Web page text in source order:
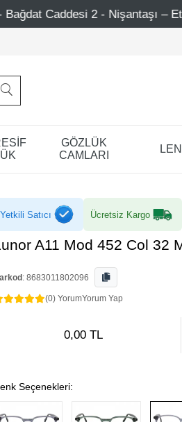
Nişantaşı – Etiler – Ataşehir
GÖZLÜK
CAMLARI
Yetkili Satıcı Ücretsiz Kargo
A11 Mod 452 Col 32
: 8683011802096
(0) YorumYorum Yap
0,00 TL
Seçenekleri: